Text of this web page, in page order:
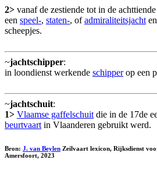
2> vanaf de zestiende tot in de
een speel-, staten-, ofadmiraliteitsjacht
scheepjes.
~jachtschipper:
in loondienst werkende schipperop een
~jachtschuit:
1> Vlaamse gaffelschuit die in de 17de
beurtvaart in Vlaanderen gebruikt werd.
Bron: J. van Beylen Zeilvaart lexicon, Rijksdienst
Amersfoort, 2023